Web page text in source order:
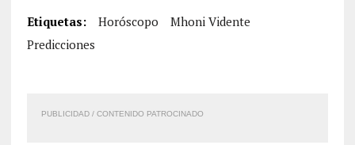
Etiquetas: Horóscopo
Mhoni Vidente
Predicciones
PUBLICIDAD / CONTENIDO PATROCINADO